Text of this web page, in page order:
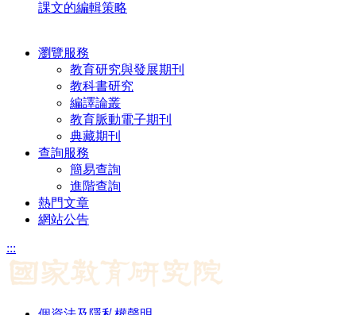
課文的編輯策略
瀏覽服務
教育研究與發展期刊
教科書研究
編譯論叢
教育脈動電子期刊
典藏期刊
查詢服務
簡易查詢
進階查詢
熱門文章
網站公告
:::